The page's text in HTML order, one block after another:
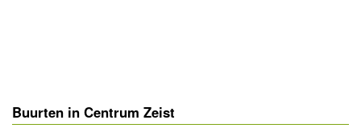
Buurten in Centrum Zeist